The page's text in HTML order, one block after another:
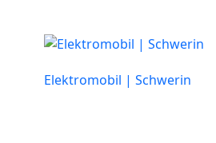
Elektromobil | Schwerin